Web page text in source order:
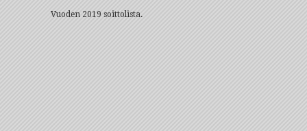
Vuoden 2019 soittolista.